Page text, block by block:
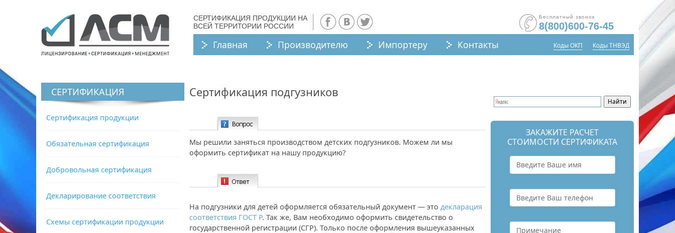
СЕРТИФИКАЦИЯ ПРОДУКЦИИ НА
ВСЕЙ ТЕРРИТОРИИ РОССИИ
Бесплатный звонок
8(800)600-76-45
Главная Производителю Импортеру Контакты Коды ОКП Коды ТНВЭД
СЕРТИФИКАЦИЯ
Сертификация продукции
Обязательная сертификация
Добровольная сертификация
Декларирование соответствия
Схемы сертификации продукции
Сертификация подгузников
Вопрос:
Мы решили заняться производством детских подгузников. Можем ли мы
оформить сертификат на нашу продукцию?
На подгузники для детей оформляется обязательный документ — это декларация
соответствия ГОСТ Р. Так же, Вам необходимо оформить свидетельство о
государственной регистрации (СГР). Только после оформления вышеуказанных
ЗАКАЖИТЕ РАСЧЕТ
СТОИМОСТИ СЕРТИФИКАТА